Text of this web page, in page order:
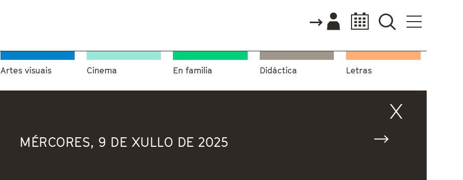
Artes visuais Cinema En familia Didáctica Letras
MÉRCORES, 9 DE XULLO DE 2025